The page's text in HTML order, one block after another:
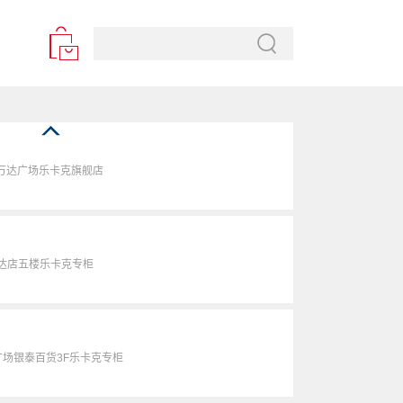
达广场乐卡克旗舰店
店五楼乐卡克专柜
银泰百货3F乐卡克专柜